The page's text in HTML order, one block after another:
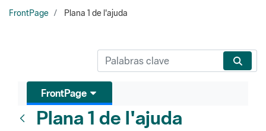
FrontPage Plana 1 de l'ajuda
FrontPage
Plana 1 de l'ajuda